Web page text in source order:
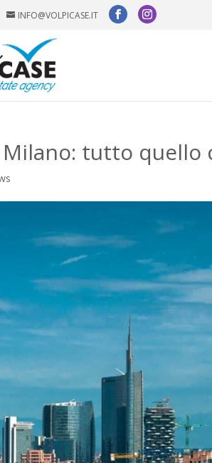
INFO@VOLPICASE.IT
tutto quello